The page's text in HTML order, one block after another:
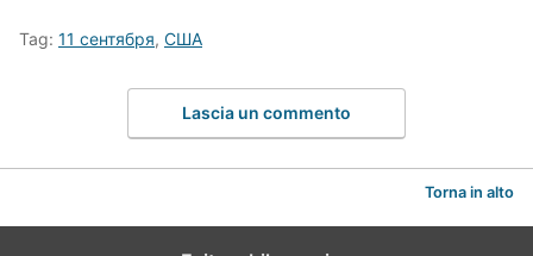
Tag: 11 сентября, США
Lascia un commento
Torna in alto